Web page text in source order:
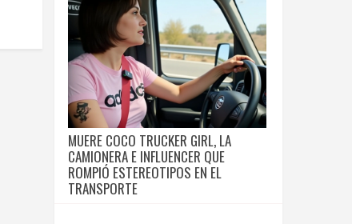
MUERE COCO TRUCKER GIRL, LA
CAMIONERA E INFLUENCER QUE
ROMPIÓ ESTEREOTIPOS EN EL
TRANSPORTE